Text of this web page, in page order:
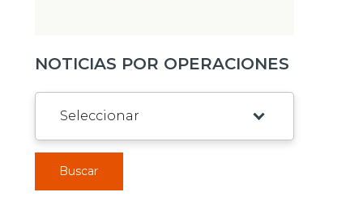
NOTICIAS POR OPERACIONES
Buscar